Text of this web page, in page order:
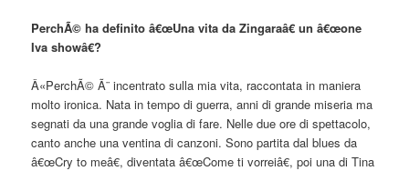
PerchÃ© ha definito â€œUna vita da Zingaraâ€ un â€œone
Iva showâ€?
Â«PerchÃ© Ã¨ incentrato sulla mia vita, raccontata in maniera
molto ironica. Nata in tempo di guerra, anni di grande miseria ma
segnati da una grande voglia di fare. Nelle due ore di spettacolo,
canto anche una ventina di canzoni. Sono partita dal blues da
â€œCry to meâ€, diventata â€œCome ti vorreiâ€, poi una di Tina